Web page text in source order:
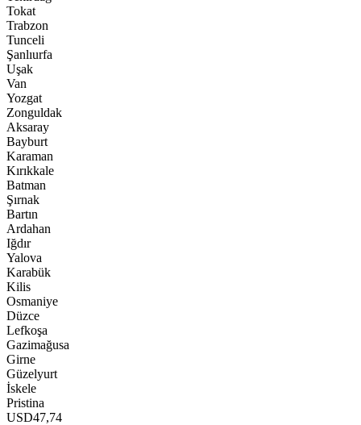
Tokat
Trabzon
Tunceli
Şanlıurfa
Uşak
Van
Yozgat
Zonguldak
Aksaray
Bayburt
Karaman
Kırıkkale
Batman
Şırnak
Bartın
Ardahan
Iğdır
Yalova
Karabük
Kilis
Osmaniye
Düzce
Lefkoşa
Gazimağusa
Girne
Güzelyurt
İskele
Pristina
USD47,74